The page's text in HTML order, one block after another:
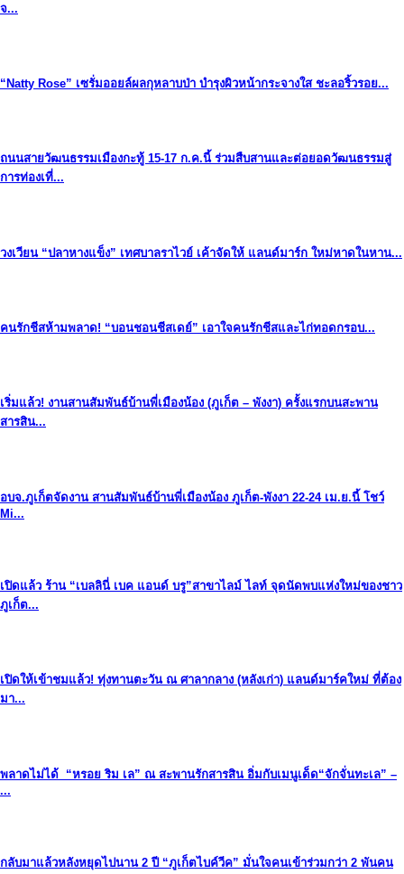
จ...
“Natty Rose” เซรั่มออยล์ผลกุหลาบป่า บำรุงผิวหน้ากระจางใส ชะลอริ้วรอย...
ถนนสายวัฒนธรรมเมืองกะทู้ 15-17 ก.ค.นี้ ร่วมสืบสานและต่อยอดวัฒนธรรมสู่
การท่องเที่...
วงเวียน “ปลาหางแข็ง” เทศบาลราไวย์ เค้าจัดให้ แลนด์มาร์ก ใหม่หาดในหาน...
คนรักชีสห้ามพลาด! “บอนชอนชีสเดย์” เอาใจคนรักชีสและไก่ทอดกรอบ...
เริ่มแล้ว! งานสานสัมพันธ์บ้านพี่เมืองน้อง (ภูเก็ต – พังงา) ครั้งแรกบนสะพาน
สารสิน...
อบจ.ภูเก็ตจัดงาน สานสัมพันธ์บ้านพี่เมืองน้อง ภูเก็ต-พังงา 22-24 เม.ย.นี้ โชว์
Mi...
เปิดแล้ว ร้าน “เบลลินี่ เบค แอนด์ บรู”สาขาไลม์ ไลท์ จุดนัดพบแห่งใหม่ของชาว
ภูเก็ต...
เปิดให้เข้าชมแล้ว! ทุ่งทานตะวัน ณ ศาลากลาง (หลังเก่า) แลนด์มาร์คใหม่ ที่ต้อง
มา...
พลาดไม่ได้ “หรอย ริม เล” ณ สะพานรักสารสิน อิ่มกับเมนูเด็ด“จักจั่นทะเล” –
...
กลับมาแล้วหลังหยุดไปนาน 2 ปี “ภูเก็ตไบค์วีค” มั่นใจคนเข้าร่วมกว่า 2 พันคน